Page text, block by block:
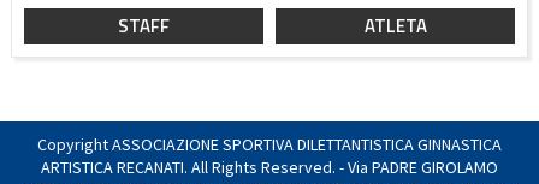
STAFF ATLETA
Copyright ASSOCIAZIONE SPORTIVA DILETTANTISTICA GINNASTICA
ARTISTICA RECANATI. All Rights Reserved. - Via PADRE GIROLAMO